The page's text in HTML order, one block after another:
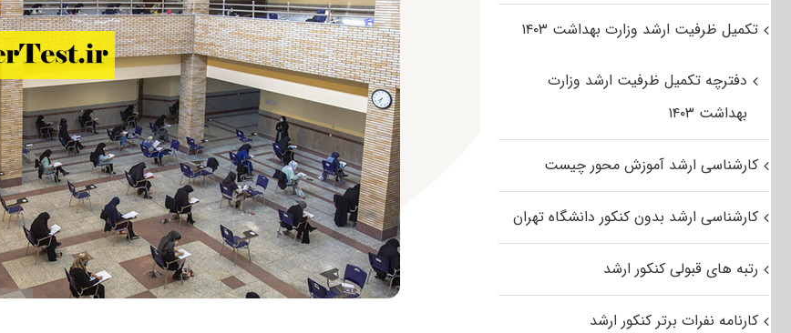
تکمیل ظرفیت ارشد وزارت بهداشت ۱۴۰۳
دفترچه تکمیل ظرفیت ارشد وزارت
بهداشت ۱۴۰۳
کارشناسی ارشد آموزش محور چیست
کارشناسی ارشد بدون کنکور دانشگاه تهران
رتبه های قبولی کنکور ارشد
کارنامه نفرات برتر کنکور ارشد